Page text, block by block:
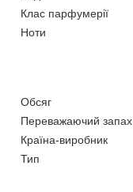
Клас парфумерії
Ноти
Обсяг
Переважаючий запах
Країна-виробник
Тип